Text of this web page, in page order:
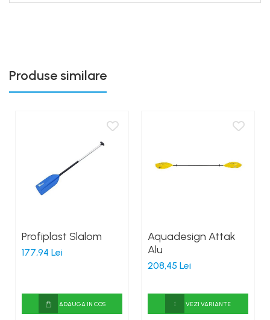
Produse similare
Profiplast Slalom
177,94 Lei
ADAUGA IN COS
Aquadesign Attak
Alu
208,45 Lei
VEZI VARIANTE